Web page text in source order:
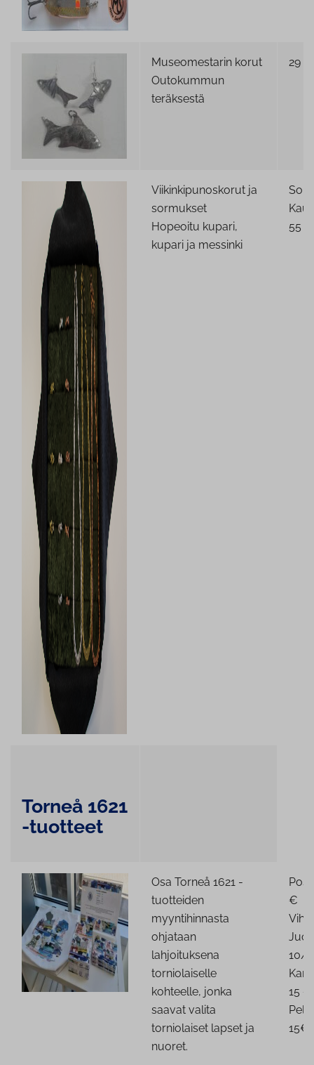
Museomestarin korut
Outokummun
teräksestä
29 €
Viikinkipunoskorut ja
sormukset
Hopeoitu kupari,
kupari ja messinki
55 €
Torneå 1621
-tuotteet
Osa Torneå 1621 -
tuotteiden
myyntihinnasta
ohjataan
lahjoituksena
torniolaiselle
kohteelle, jonka
saavat valita
torniolaiset lapset ja
nuoret.
€
10/
15 €
15€